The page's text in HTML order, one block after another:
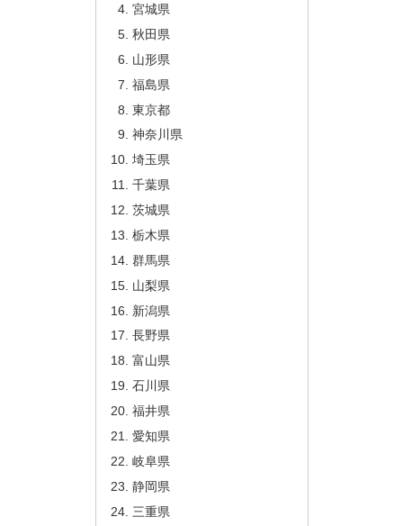
宮城県
秋田県
山形県
福島県
東京都
神奈川県
埼玉県
千葉県
茨城県
栃木県
群馬県
山梨県
新潟県
長野県
富山県
石川県
福井県
愛知県
岐阜県
静岡県
三重県